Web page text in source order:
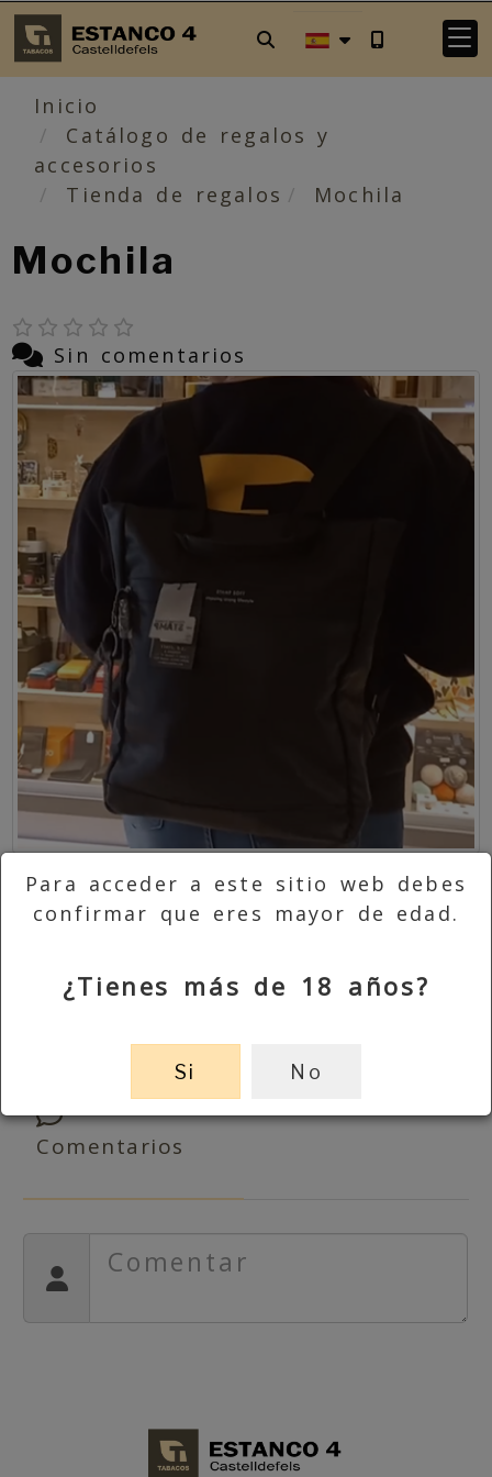
Inicio
Catálogo de regalos y
accesorios
Tienda de regalos
Mochila
Mochila
Sin comentarios
Comentarios
Para acceder a este sitio web debes
confirmar que eres mayor de edad.
¿Tienes más de 18 años?
Si No